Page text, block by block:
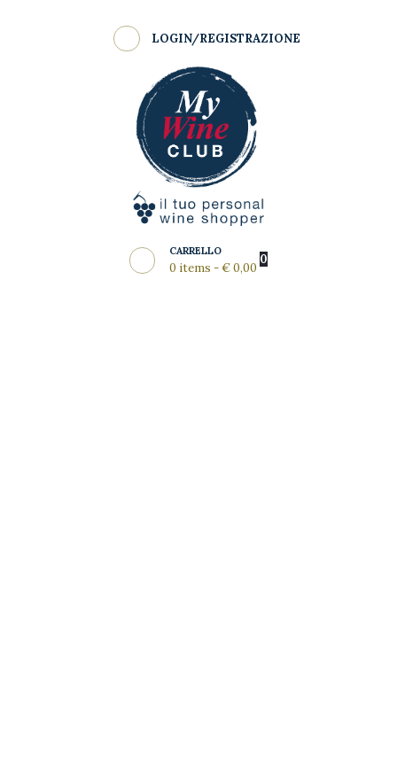
LOGIN/REGISTRAZIONE
CARRELLO
0 items -€ 0,00
0
MY WINE CLUB
Come Funziona